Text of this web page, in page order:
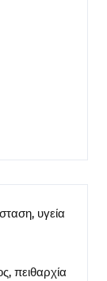
υγεία
πειθαρχία